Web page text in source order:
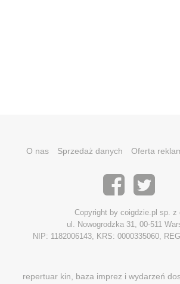
O nas Sprzedaż danych Oferta
Copyright by coigdzie.pl sp. z
ul. Nowogrodzka 31, 00-511
NIP: 1182006143, KRS: 0000335060,
repertuar kin, baza imprez i wydarzeń